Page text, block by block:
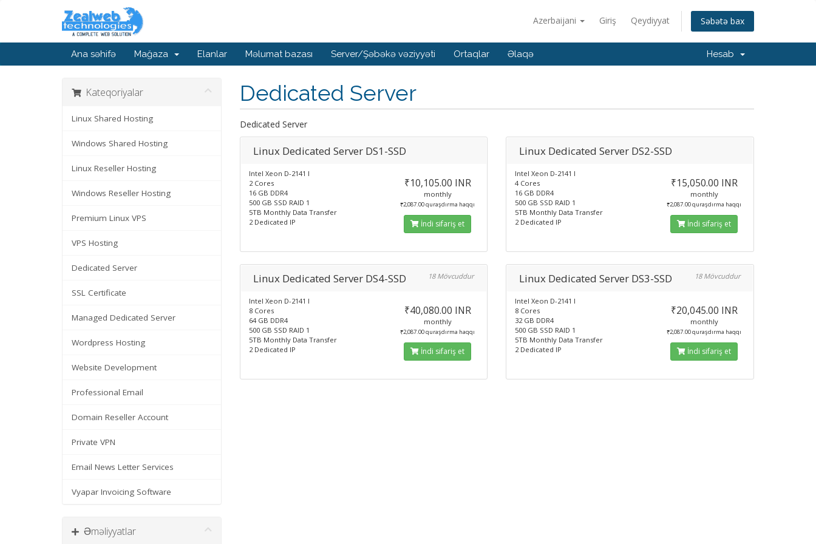
Azerbaijani Giriş Qeydiyyat Səbətə bax
Ana səhifə Mağaza Elanlar Məlumat bazası Server/Şəbəkə vəziyyəti Ortaqlar Əlaqə Hesab
Kateqoriyalar
Linux Shared Hosting
Windows Shared Hosting
Linux Reseller Hosting
Windows Reseller Hosting
Premium Linux VPS
VPS Hosting
Dedicated Server
SSL Certificate
Managed Dedicated Server
Wordpress Hosting
Website Development
Professional Email
Domain Reseller Account
Private VPN
Email News Letter Services
Vyapar Invoicing Software
Əməliyyatlar
Dedicated Server
Dedicated Server
Linux Dedicated Server DS1-SSD
Intel Xeon D-2141 I
2 Cores
16 GB DDR4
500 GB SSD RAID 1
5TB Monthly Data Transfer
2 Dedicated IP
₹10,105.00 INR
monthly
₹2,087.00 quraşdırma haqqı
İndi sifariş et
Linux Dedicated Server DS2-SSD
Intel Xeon D-2141 I
4 Cores
16 GB DDR4
500 GB SSD RAID 1
5TB Monthly Data Transfer
2 Dedicated IP
₹15,050.00 INR
monthly
₹2,087.00 quraşdırma haqqı
İndi sifariş et
Linux Dedicated Server DS4-SSD 18 Mövcuddur
Intel Xeon D-2141 I
8 Cores
64 GB DDR4
500 GB SSD RAID 1
5TB Monthly Data Transfer
2 Dedicated IP
₹40,080.00 INR
monthly
₹2,087.00 quraşdırma haqqı
İndi sifariş et
Linux Dedicated Server DS3-SSD 18 Mövcuddur
Intel Xeon D-2141 I
8 Cores
32 GB DDR4
500 GB SSD RAID 1
5TB Monthly Data Transfer
2 Dedicated IP
₹20,045.00 INR
monthly
₹2,087.00 quraşdırma haqqı
İndi sifariş et